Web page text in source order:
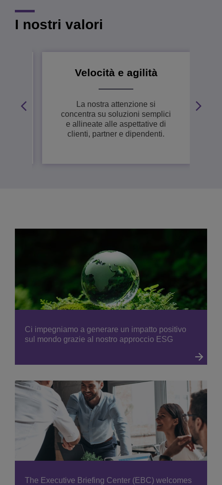
I nostri valori
Velocità e agilità
La nostra attenzione si
concentra su soluzioni semplici
e allineate alle aspettative di
clienti, partner e dipendenti.
Ci impegniamo a generare un impatto positivo
sul mondo grazie al nostro approccio ESG
The Executive Briefing Center (EBC) welcomes